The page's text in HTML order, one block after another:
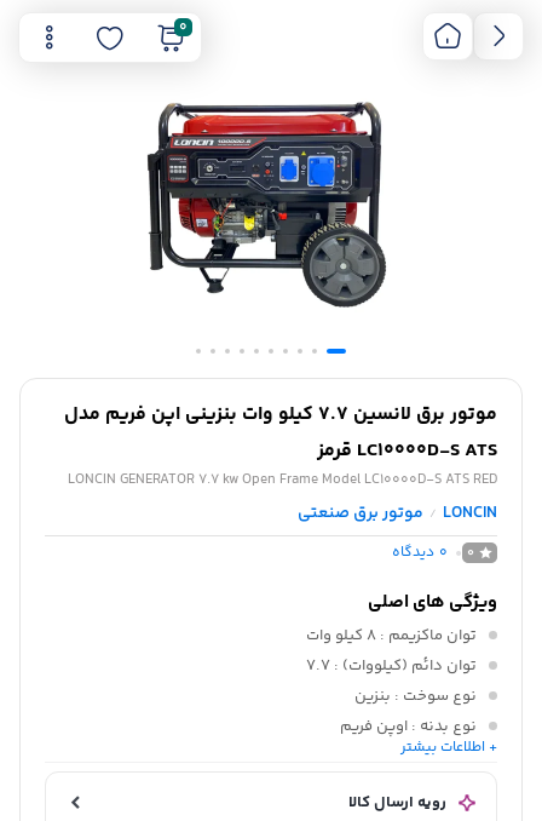
0
موتور برق لانسین 7.7 کیلو وات بنزینی اپن فریم مدل
LC10000D-S ATS قرمز
LONCIN GENERATOR 7.7 kw Open Frame Model LC10000D-S ATS RED
LONCIN
/ موتور برق صنعتی
0
0 دیدگاه
ویژگی های اصلی
توان ماکزیمم : 8 کیلو وات
توان دائم (کیلووات) : 7.7
نوع سوخت : بنزین
نوع بدنه : اوپن فریم
نوع تثبیت ولتاژ
+ اطلاعات بیشتر
رویه ارسال کالا